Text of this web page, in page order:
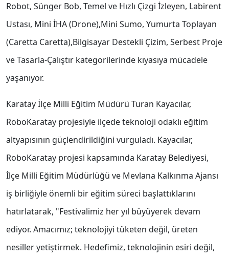
Robot, Sünger Bob, Temel ve Hızlı Çizgi İzleyen, Labirent
Ustası, Mini İHA (Drone),Mini Sumo, Yumurta Toplayan
(Caretta Caretta),Bilgisayar Destekli Çizim, Serbest Proje
ve Tasarla-Çalıştır kategorilerinde kıyasıya mücadele
yaşanıyor.
Karatay İlçe Milli Eğitim Müdürü Turan Kayacılar,
RoboKaratay projesiyle ilçede teknoloji odaklı eğitim
altyapısının güçlendirildiğini vurguladı. Kayacılar,
RoboKaratay projesi kapsamında Karatay Belediyesi,
İlçe Milli Eğitim Müdürlüğü ve Mevlana Kalkınma Ajansı
iş birliğiyle önemli bir eğitim süreci başlattıklarını
hatırlatarak, "Festivalimiz her yıl büyüyerek devam
ediyor. Amacımız; teknolojiyi tüketen değil, üreten
nesiller yetiştirmek. Hedefimiz, teknolojinin esiri değil,